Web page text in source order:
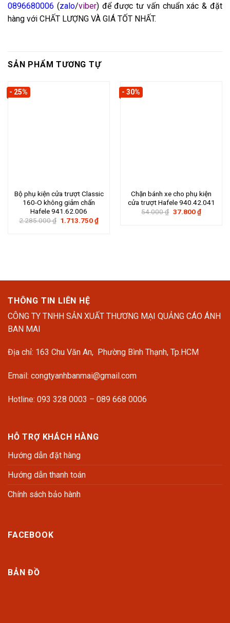
0896680006 (zalo/viber) để được tư vấn chuẩn xác & đặt
hàng với CHẤT LƯỢNG VÀ GIÁ TỐT NHẤT.
SẢN PHẨM TƯƠNG TỰ
- 25%
Bộ phụ kiện cửa trượt Classic
160-O không giảm chấn
Hafele 941.62.006
2.285.000₫ Giá
1.713.750₫Giá
- 30%
Chặn bánh xe cho phụ kiện
cửa trượt Hafele 940.42.041
54.000₫ Giá
37.800₫Giá
hiện
THÔNG TIN LIÊN HỆ
CÔNG TY TNHH SẢN XUẤT THƯƠNG MẠI QUẢNG CÁO ÁNH
BAN MAI
Địa chỉ: 163 Chu Văn An, Phường Bình Thạnh, Tp.HCM
Email: congtyanhbanmai@gmail.com
Hotline: 093 328 0003 – 089 668 0006
HỖ TRỢ KHÁCH HÀNG
Hướng dẫn đặt hàng
Hướng dẫn thanh toán
Chính sách bảo hành
FACEBOOK
BẢN ĐỒ